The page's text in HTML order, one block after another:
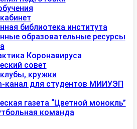
библиотека института
образовательные ресурсы
Коронавируса
совет
кружки
канал для студентов МИИУЭП
газета “Цветной монокль”
команда